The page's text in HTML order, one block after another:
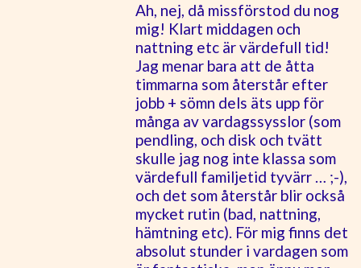
Ah, nej, då missförstod du nog
mig! Klart middagen och
nattning etc är värdefull tid!
Jag menar bara att de åtta
timmarna som återstår efter
jobb + sömn dels äts upp för
många av vardagssysslor (som
pendling, och disk och tvätt
skulle jag nog inte klassa som
värdefull familjetid tyvärr … ;-),
och det som återstår blir också
mycket rutin (bad, nattning,
hämtning etc). För mig finns det
absolut stunder i vardagen som